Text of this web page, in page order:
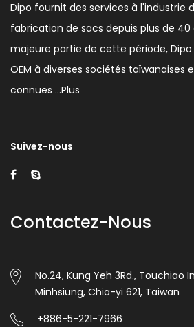
Dipo fournit des services à l'industrie
fabrication de sacs depuis plus de 40
majeure partie de cette période,
OEM à diverses sociétés taïwanaises
connues …Plus
Suivez-nous
Contactez-Nous
No.24, Kung Yeh 3Rd., Touchiao
Minhsiung, Chia-yi 621, Taiwan
+886-5-221-7966